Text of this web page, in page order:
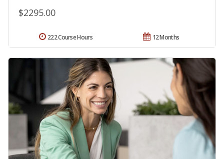
$2295.00
12 Months
222 Course Hours